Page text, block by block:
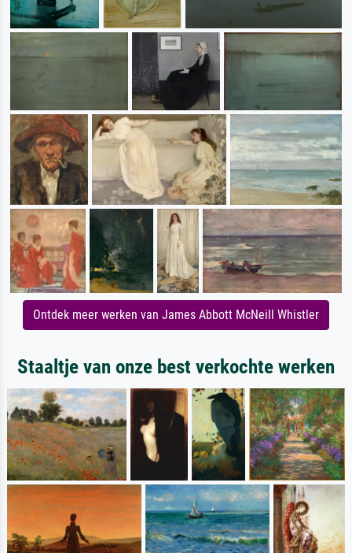
Ontdek meer werken van James Abbott McNeill Whistler
Staaltje van onze best verkochte werken